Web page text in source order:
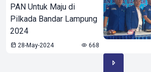
PAN Untuk Maju di
Pilkada Bandar Lampung
2024
28-May-2024 668